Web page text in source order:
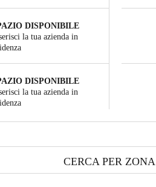
DISPONIBILE
la tua azienda in
DISPONIBILE
la tua azienda in
CERCA PER ZONA